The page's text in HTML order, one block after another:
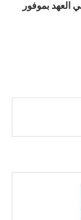
العهد بموفور